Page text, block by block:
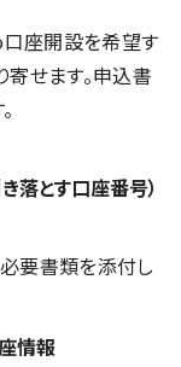
座開設を希望す
せます。申込書
落とす口座番号）
要書類を添付し
情報